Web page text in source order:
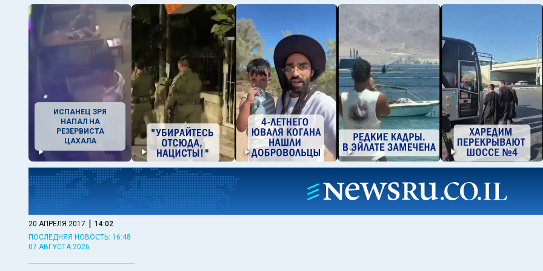
ИСПАНЕЦ ЗРЯ
НАПАЛ НА
РЕЗЕРВИСТА
ЦАХАЛА
20 АПРЕЛЯ 2017 | 14:02
ПОСЛЕДНЯЯ НОВОСТЬ: 16:48
07 АВГУСТА 2026